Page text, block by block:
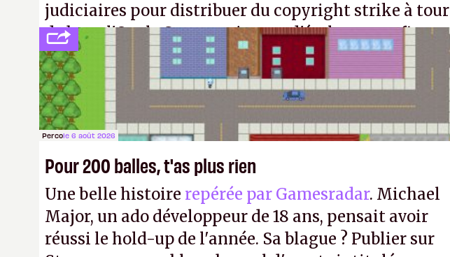
judiciaires pour distribuer du copyright strike à tour
de bras, l'Oncle Sam continuera d'étaler sa confiture
intellectuelle sur vos souvenirs d'enfance.P.
Percole 6 août 2026
Pour 200 balles, t'as plus rien
Une belle histoire repérée par Gamesradar. Michael
Major, un ado développeur de 18 ans, pensait avoir
réussi le hold-up de l'année. Sa blague ? Publier sur